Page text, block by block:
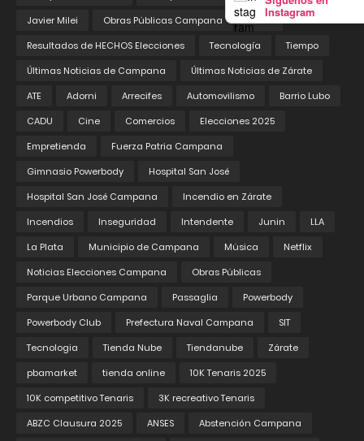
Instagram
Javier Milei
Obras Públicas Campana
Pedix
Resultados de HECHOS Elecciones
Tecnología
Tiempo
Últimas Noticias de Campana
Últimas Noticias de Zárate
ATE
Adorni Arrecifes Automovilismo
Barrio Lubo
CADU
Cine Comercios
Elecciones 2025
Empretienda
Fuerza Patria Campana
Gimnasio Powerbody
Hospital San José
Hospital San José Campana
Incendio en Zárate
Incendios
Inseguridad Intendente Junin
LLA
La Plata
Municipio de Campana Música
Netflix
Noticias Elecciones Campana
Obras Públicas
Parque Urbano Campana
Passaglia
Powerbody
Powerbody Club
Prefectura Naval Campana
SIT
Tecnologia
Tienda Nube Tiendanube
Zárate
pbamarket
tienda online
10K Tenaris 2025
10K competitivo Tenaris
3K recreativo Tenaris
ABZC Clausura 2025
ANSES
Abstención Campana